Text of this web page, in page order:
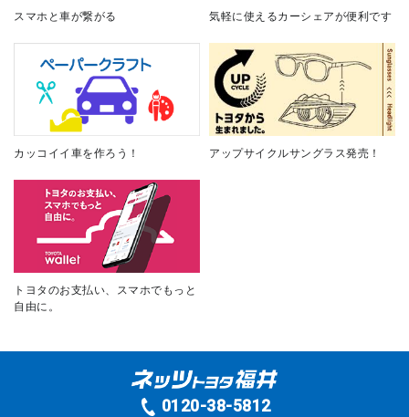
スマホと車が繋がる 気軽に使えるカーシェアが便利です
カッコイイ車を作ろう！ アップサイクルサングラス発売！
トヨタのお支払い、スマホでもっと
自由に。
0120-38-5812